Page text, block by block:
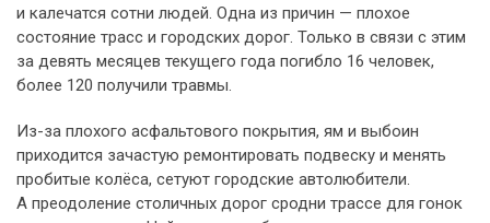
и калечатся сотни людей. Одна из причин — плохое
состояние трасс и городских дорог. Только в связи с этим
за девять месяцев текущего года погибло 16 человек,
более 120 получили травмы.
Из-за плохого асфальтового покрытия, ям и выбоин
приходится зачастую ремонтировать подвеску и менять
пробитые колёса, сетуют городские автолюбители.
А преодоление столичных дорог сродни трассе для гонок